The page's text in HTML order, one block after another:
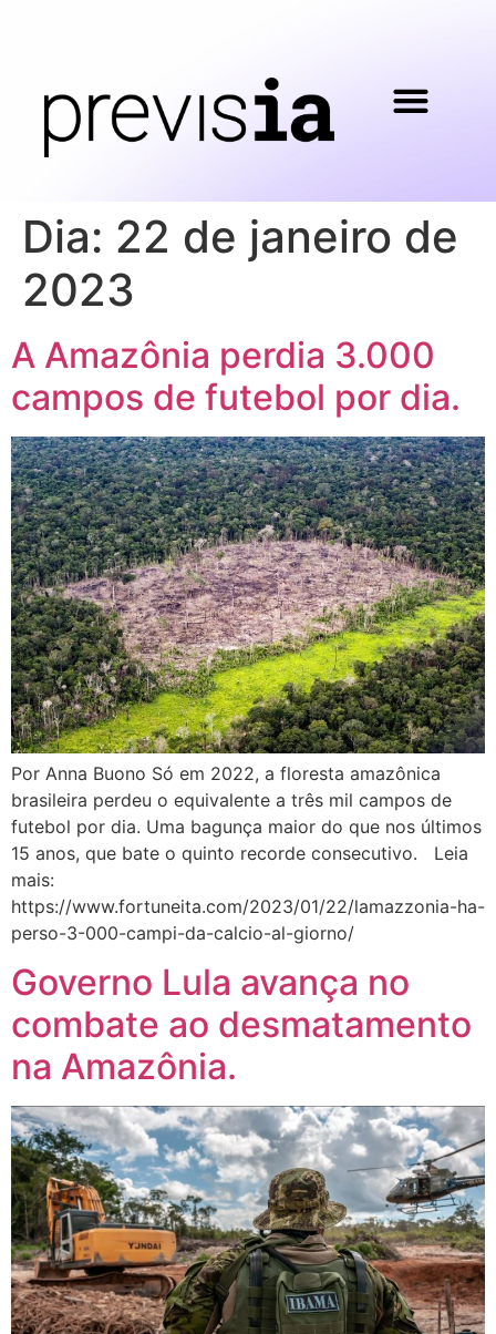
Dia: 22 de janeiro de
2023
A Amazônia perdia 3.000
campos de futebol por dia.
Por Anna Buono Só em 2022, a floresta amazônica
brasileira perdeu o equivalente a três mil campos de
futebol por dia. Uma bagunça maior do que nos últimos
15 anos, que bate o quinto recorde consecutivo. Leia
mais:
https://www.fortuneita.com/2023/01/22/lamazzonia-ha-
perso-3-000-campi-da-calcio-al-giorno/
Governo Lula avança no
combate ao desmatamento
na Amazônia.